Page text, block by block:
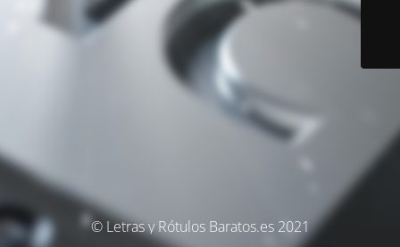
© Letras y Rótulos Baratos.es 2021